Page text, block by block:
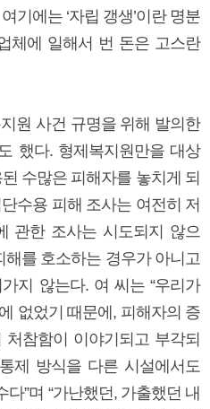
기에는 ‘자립 갱생’이란 명분
체에 일해서 번 돈은 고스란
원 사건 규명을 위해 발의한
했다. 형제복지원만을 대상
수많은 피해자를 놓치게 되
수용 피해 조사는 여전히 저
관한 조사는 시도되지 않으
를 호소하는 경우가 아니고
지 않는다. 여 씨는 “우리가
없었기 때문에, 피해자의 증
참함이 이야기되고 부각되
제 방식을 다른 시설에서도
”며 “가난했던, 가출했던 내